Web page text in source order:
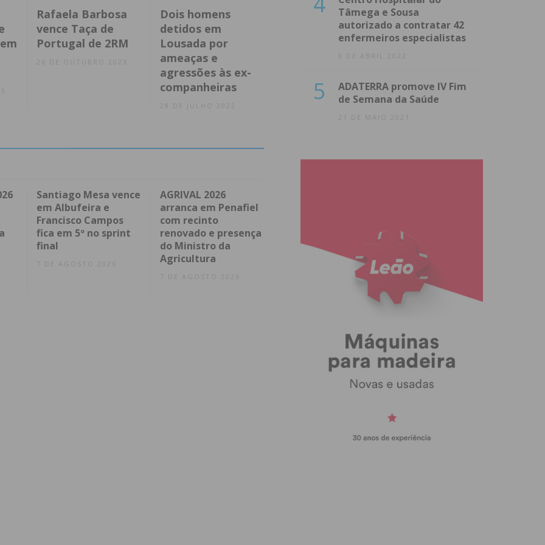
Rafaela Barbosa
vence Taça de
Portugal de 2RM
26 DE OUTUBRO 2023
Dois homens
detidos em
Lousada por
ameaças e
agressões às ex-
companheiras
Santiago Mesa vence
em Albufeira e
Francisco Campos
fica em 5º no sprint
final
7 DE AGOSTO 2026
AGRIVAL 2026
arranca em Penafiel
com recinto
renovado e presença
do Ministro da
Agricultura
7 DE AGOSTO 2026
Tâmega e Sousa
autorizado a contratar 42
enfermeiros especialistas
8 DE ABRIL 2022
5
ADATERRA promove IV Fim
de Semana da Saúde
21 DE MAIO 2021